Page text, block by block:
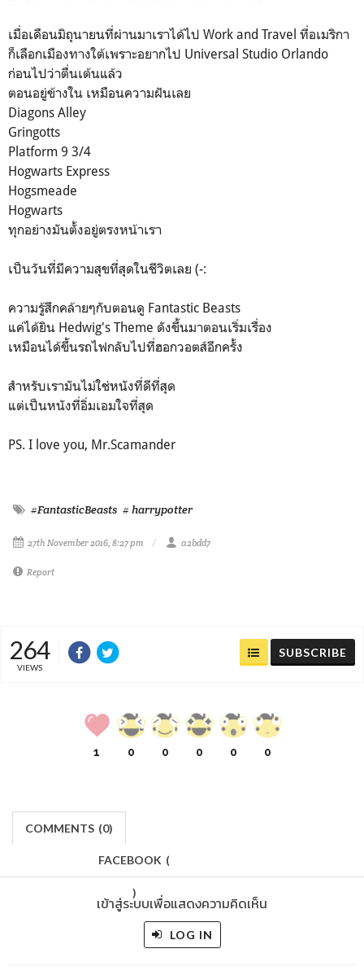
เมื่อเดือนมิถุนายนที่ผ่านมาเราได้ไป Work and Travel ที่อเมริกา
ก็เลือกเมืองทางใต้เพราะอยากไป Universal Studio Orlando
ก่อนไปว่าตื่นเต้นแล้ว
ตอนอยู่ข้างใน เหมือนความฝันเลย
Diagons Alley
Gringotts
Platform 9 3/4
Hogwarts Express
Hogsmeade
Hogwarts
ทุกอย่างมันตั้งอยู่ตรงหน้าเรา
เป็นวันที่มีความสุขที่สุดในชีวิตเลย (-:
ความรู้สึกคล้ายๆกับตอนดู Fantastic Beasts
แค่ได้ยิน Hedwig's Theme ดังขึ้นมาตอนเริ่มเรื่อง
เหมือนได้ขึ้นรถไฟกลับไปที่ฮอกวอตส์อีกครั้ง
สำหรับเรามันไม่ใช่หนังที่ดีที่สุด
แต่เป็นหนังที่อิ่มเอมใจที่สุด
PS. I love you, Mr.Scamander
#FantasticBeasts # harrypotter
27th November 2016, 8:27 pm a2bdd7
Report
264
VIEWS
SUBSCRIBE
1 0 0 0 0 0
COMMENTS (0)
FACEBOOK (
)
เข้าสู่ระบบเพื่อแสดงความคิดเห็น
LOG IN